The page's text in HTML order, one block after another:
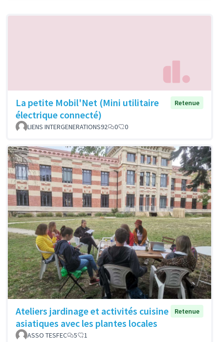
La petite Mobil'Net (Mini utilitaire
électrique connecté)
Retenue
LIENS INTERGENERATIONS92 0 0
Ateliers jardinage et activités cuisine
asiatiques avec les plantes locales
Retenue
ASSO TESFEC 5 1